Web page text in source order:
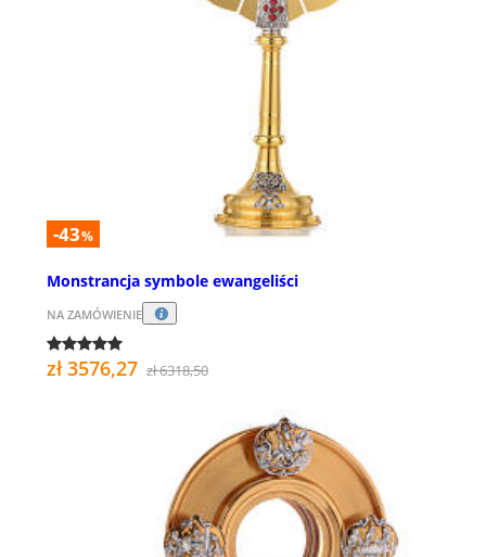
-43%
Monstrancja symbole ewangeliści
NA ZAMÓWIENIE
zł 3576,27 zł 6318,50